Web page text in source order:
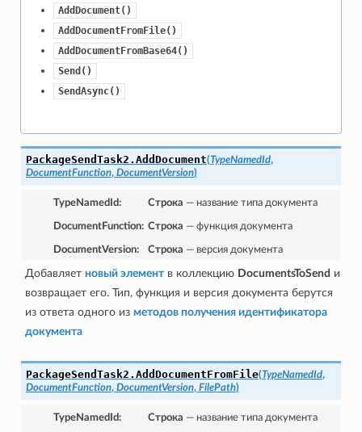
AddDocument()
AddDocumentFromFile()
AddDocumentFromBase64()
Send()
SendAsync()
PackageSendTask2. AddDocument(TypeNamedId,
DocumentFunction, DocumentVersion)
TypeNamedId: Строка — название типа документа
DocumentFunction: Строка — функция документа
DocumentVersion: Строка — версия документа
Добавляет новый элементв коллекцию DocumentsToSend и
возвращает его. Тип, функция и версия документа берутся
из ответа одного из методов получения идентификатора
документа
PackageSendTask2. AddDocumentFromFile(TypeNamedId,
DocumentFunction, DocumentVersion, FilePath)
TypeNamedId: Строка — название типа документа